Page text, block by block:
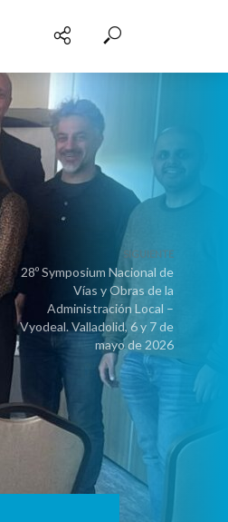
SIGUIENTE
28º Symposium Nacional de
Vías y Obras de la
Administración Local –
Vyodeal. Valladolid, 6 y 7 de
mayo de 2026